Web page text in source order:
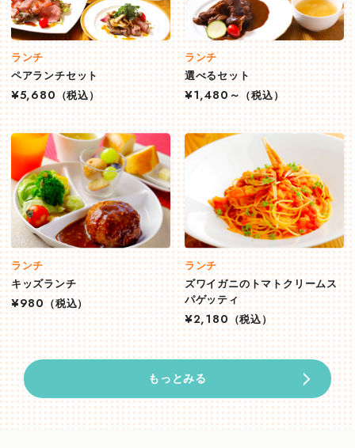
ランチ
ペアランチセット
¥5,680（税込）
ランチ
選べるセット
¥1,480～（税込）
ランチ
キッズランチ
¥980（税込）
ランチ
ズワイガニのトマトクリームス
パゲッティ
¥2,180（税込）
もっとみる